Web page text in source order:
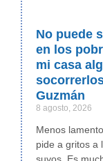
No puede
en los
mi casa
Guzmán
8 agosto, 2026
Menos
pide a gritos a
suyos. Es